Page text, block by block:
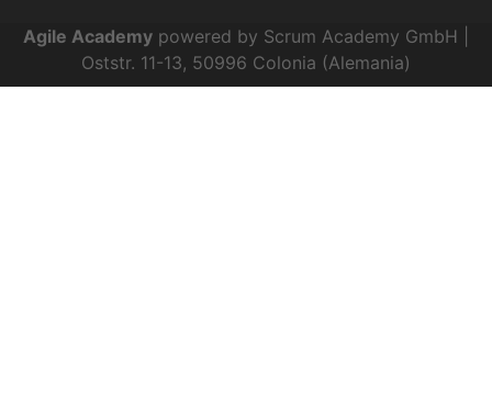
Agile Academy powered by Scrum Academy GmbH |
Oststr. 11-13, 50996 Colonia (Alemania)